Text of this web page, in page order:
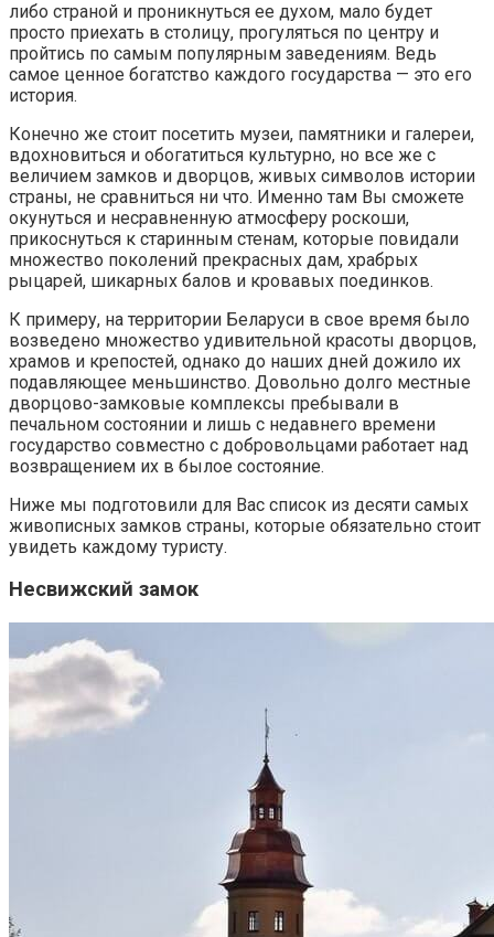
либо страной и проникнуться ее духом, мало будет
просто приехать в столицу, прогуляться по центру и
пройтись по самым популярным заведениям. Ведь
самое ценное богатство каждого государства — это его
история.
Конечно же стоит посетить музеи, памятники и галереи,
вдохновиться и обогатиться культурно, но все же с
величием замков и дворцов, живых символов истории
страны, не сравниться ни что. Именно там Вы сможете
окунуться и несравненную атмосферу роскоши,
прикоснуться к старинным стенам, которые повидали
множество поколений прекрасных дам, храбрых
рыцарей, шикарных балов и кровавых поединков.
К примеру, на территории Беларуси в свое время было
возведено множество удивительной красоты дворцов,
храмов и крепостей, однако до наших дней дожило их
подавляющее меньшинство. Довольно долго местные
дворцово-замковые комплексы пребывали в
печальном состоянии и лишь с недавнего времени
государство совместно с добровольцами работает над
возвращением их в былое состояние.
Ниже мы подготовили для Вас список из десяти самых
живописных замков страны, которые обязательно стоит
увидеть каждому туристу.
Несвижский замок